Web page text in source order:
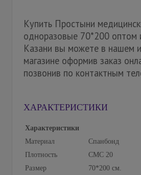
Купить Простыни
одноразовые 70*200 оптом
Казани вы можете в нашем
магазине оформив заказ
позвонив по контактным
ХАРАКТЕРИСТИКИ
Характеристики
Материал
Спанбонд
Плотность
СМС 20
Размер
70*200 см.